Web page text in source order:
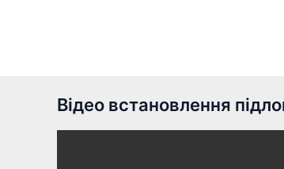
Відео встановлення